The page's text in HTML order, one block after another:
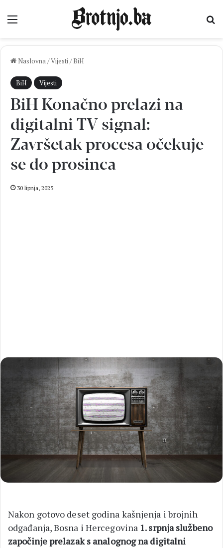
Izbornik
Naslovna/Vijesti/ BiH
BiH Vijesti
BiH Konačno prelazi na
digitalni TV signal:
Završetak procesa očekuje
se do prosinca
30 lipnja, 2025
Nakon gotovo deset godina kašnjenja i brojnih
odgađanja, Bosna i Hercegovina 1. srpnja službeno
započinje prelazak s analognog na digitalni